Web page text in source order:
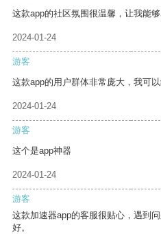
这款app的社区氛围很温馨，让我能够
2024-01-24
游客
这款app的用户群体非常庞大，我可
2024-01-24
游客
这个是app神器
2024-01-24
游客
这款加速器app的客服很贴心，遇到
好。